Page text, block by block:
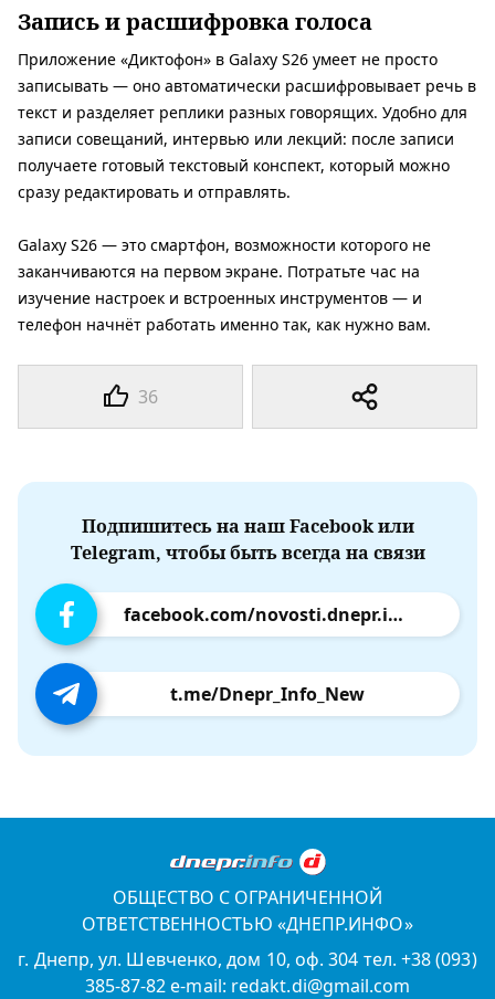
36
Запись и расшифровка голоса
Приложение «Диктофон» в Galaxy S26 умеет не просто
записывать — оно автоматически расшифровывает речь в
текст и разделяет реплики разных говорящих. Удобно для
записи совещаний, интервью или лекций: после записи
получаете готовый текстовый конспект, который можно
сразу редактировать и отправлять.
Galaxy S26 — это смартфон, возможности которого не
заканчиваются на первом экране. Потратьте час на
изучение настроек и встроенных инструментов — и
телефон начнёт работать именно так, как нужно вам.
Подпишитесь на наш Facebook или
Telegram, чтобы быть всегда на связи
facebook.com/novosti.dnepr.info
t.me/Dnepr_Info_New
ОБЩЕСТВО С ОГРАНИЧЕННОЙ
ОТВЕТСТВЕННОСТЬЮ «ДНЕПР.ИНФО»
г. Днепр, ул. Шевченко, дом 10, оф. 304 тел. +38 (093)
385-87-82 e-mail: redakt.di@gmail.com